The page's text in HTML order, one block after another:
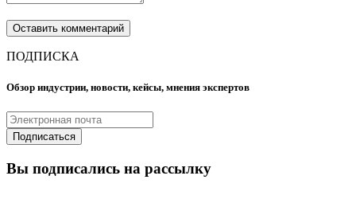
ПОДПИСКА
Обзор индустрии, новости, кейсы, мнения экспертов
Вы подписались на рассылку